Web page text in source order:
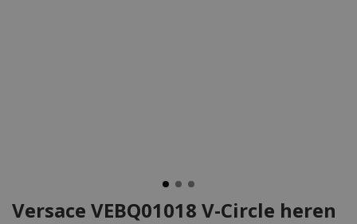
Versace VEBQ01018 V-Circle heren